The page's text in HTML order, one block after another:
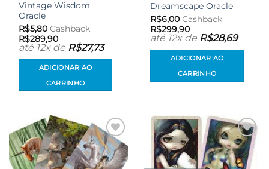
Vintage Wisdom
Oracle
R$5,80 Cashback
R$289,90
até 12x de R$27,73
ADICIONAR AO
CARRINHO
Dreamscape Oracle
R$6,00 Cashback
R$299,90
até 12x de R$28,69
ADICIONAR AO
CARRINHO
Adicionar
aos meus
desejos
Adicionar
aos meus
desejos